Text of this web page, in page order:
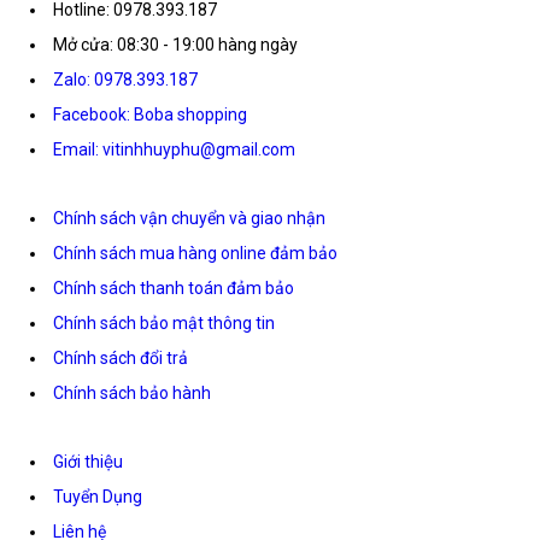
Hotline: 0978.393.187
Mở cửa: 08:30 - 19:00 hàng ngày
Zalo: 0978.393.187
Facebook: Boba shopping
Email: vitinhhuyphu@gmail.com
Chính sách vận chuyển và giao nhận
Chính sách mua hàng online đảm bảo
Chính sách thanh toán đảm bảo
Chính sách bảo mật thông tin
Chính sách đổi trả
Chính sách bảo hành
Giới thiệu
Tuyển Dụng
Liên hệ